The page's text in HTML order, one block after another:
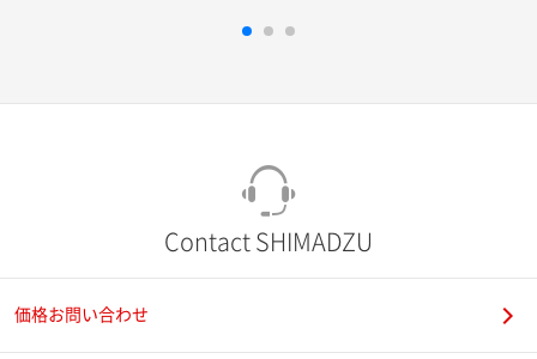
Contact SHIMADZU
価格お問い合わせ